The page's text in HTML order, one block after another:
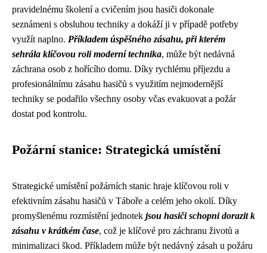
pravidelnému školení a cvičením jsou hasiči dokonale
seznámeni s obsluhou techniky a dokáží ji v případě potřeby
využít naplno. Příkladem úspěšného zásahu, při kterém
sehrála klíčovou roli moderní technika, může být nedávná
záchrana osob z hořícího domu. Díky rychlému příjezdu a
profesionálnímu zásahu hasičů s využitím nejmodernější
techniky se podařilo všechny osoby včas evakuovat a požár
dostat pod kontrolu.
Požární stanice: Strategická umístění
Strategické umístění požárních stanic hraje klíčovou roli v
efektivním zásahu hasičů v Táboře a celém jeho okolí. Díky
promyšlenému rozmístění jednotek jsou hasiči schopni dorazit k
zásahu v krátkém čase, což je klíčové pro záchranu životů a
minimalizaci škod. Příkladem může být nedávný zásah u požáru